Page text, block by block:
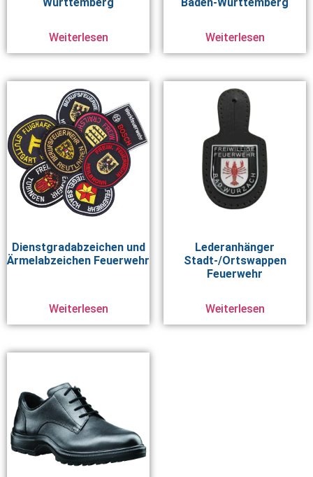
Weiterlesen Weiterlesen
Dienstgradabzeichen und
Ärmelabzeichen Feuerwehr
Weiterlesen
Lederanhänger
Stadt-/Ortswappen
Feuerwehr
Weiterlesen